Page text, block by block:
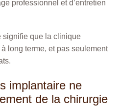
professionnel et d’entretien
signifie que la clinique
long terme, et pas seulement
implantaire ne
de la chirurgie